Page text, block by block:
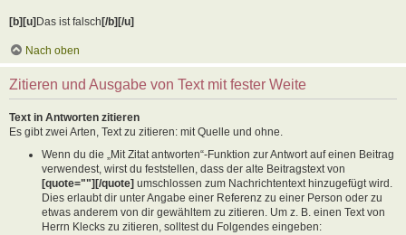
[b][u]Das ist falsch[/b][/u]
Nach oben
Zitieren und Ausgabe von Text mit fester Weite
Text in Antworten zitieren
Es gibt zwei Arten, Text zu zitieren: mit Quelle und ohne.
Wenn du die „Mit Zitat antworten“-Funktion zur Antwort auf einen Beitrag
verwendest, wirst du feststellen, dass der alte Beitragstext von
[quote=""][/quote] umschlossen zum Nachrichtentext hinzugefügt wird.
Dies erlaubt dir unter Angabe einer Referenz zu einer Person oder zu
etwas anderem von dir gewähltem zu zitieren. Um z. B. einen Text von
Herrn Klecks zu zitieren, solltest du Folgendes eingeben: